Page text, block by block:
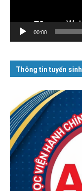
00:00
Thông tin tuyển sinh